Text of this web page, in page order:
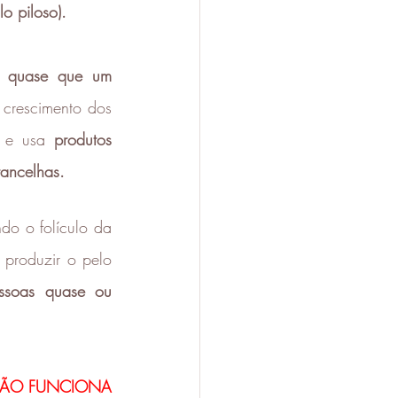
piloso).
que um
dos
usa produtos
o folículo da
produzir o pelo
quase ou
FUNCIONA